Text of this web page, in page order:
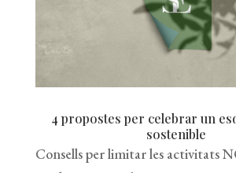
4 propostes per celebrar un
sostenible
Consells per limitar les activitats